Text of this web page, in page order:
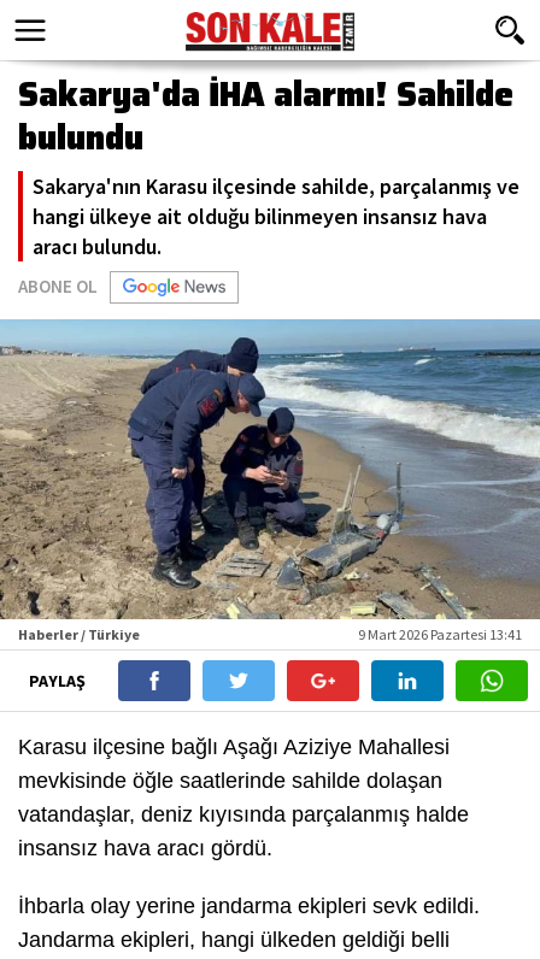
Sakarya'da İHA alarmı! Sahilde
bulundu
Sakarya'nın Karasu ilçesinde sahilde, parçalanmış ve
hangi ülkeye ait olduğu bilinmeyen insansız hava
aracı bulundu.
ABONE OL
Haberler / Türkiye 9 Mart 2026 Pazartesi 13:41
PAYLAŞ
Karasu ilçesine bağlı Aşağı Aziziye Mahallesi
mevkisinde öğle saatlerinde sahilde dolaşan
vatandaşlar, deniz kıyısında parçalanmış halde
insansız hava aracı gördü.
İhbarla olay yerine jandarma ekipleri sevk edildi.
Jandarma ekipleri, hangi ülkeden geldiği belli